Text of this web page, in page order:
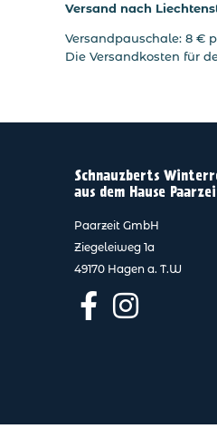
Versand nach
Versandpauschale: 8 €
Die Versandkosten für
Schnauzberts
aus dem Hause
Paarzeit GmbH
Ziegeleiweg 1a
49170 Hagen a. T.W